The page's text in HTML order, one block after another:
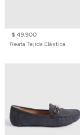
$ 49.900
Reata Tejida Elástica